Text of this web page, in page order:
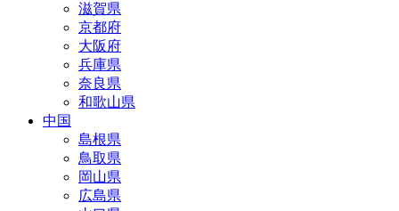
滋賀県
京都府
大阪府
兵庫県
奈良県
和歌山県
中国
島根県
鳥取県
岡山県
広島県